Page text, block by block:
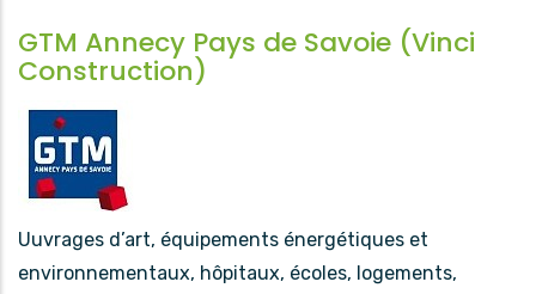
GTM Annecy Pays de Savoie (Vinci
Construction)
Uuvrages d’art, équipements énergétiques et
environnementaux, hôpitaux, écoles, logements,